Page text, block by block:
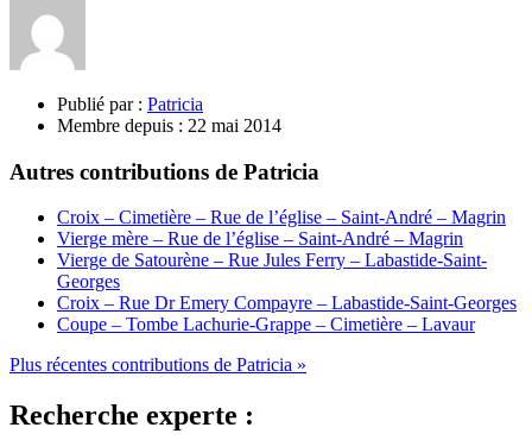
Publié par : Patricia
Membre depuis : 22 mai 2014
Autres contributions de Patricia
Croix – Cimetière – Rue de l’église – Saint-André – Magrin
Vierge mère – Rue de l’église – Saint-André – Magrin
Vierge de Satourène – Rue Jules Ferry – Labastide-Saint-
Georges
Croix – Rue Dr Emery Compayre – Labastide-Saint-Georges
Coupe – Tombe Lachurie-Grappe – Cimetière – Lavaur
Plus récentes contributions de Patricia »
Recherche experte :